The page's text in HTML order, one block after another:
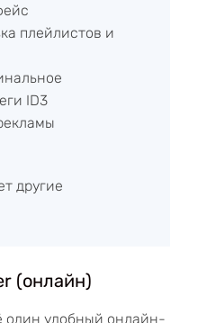
плейлистов и
ID3
другие
(онлайн)
удобный онлайн-